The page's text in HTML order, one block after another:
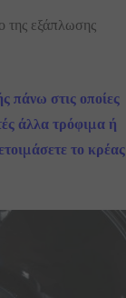
της εξάπλωσης
πάνω στις οποίες
άλλα τρόφιμα ή
το κρέας